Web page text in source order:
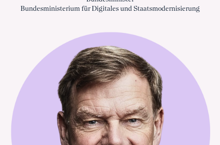
Bundesministerium für Digitales und Staatsmodernisierung